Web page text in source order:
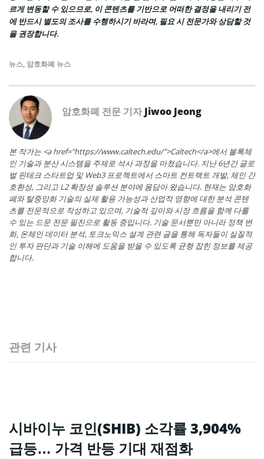
르게 변동할 수 있으므로, 이 콘텐츠를 기반으로 어떠한 결정을 내리기 전
에 반드시 별도의 조사를 수행하시기 바라며, 필요 시 전문가와 상담할 것
을 권장합니다.
뉴스, 암호화폐 뉴스
암호화폐 전문 기자Jiwoo Jeong
본 작가는 <a href="https://www.caltech.edu/">Caltech</a>에서 블록체
인 기술과 분산 시스템을 주제로 석사 과정을 마쳤습니다. 지난 6년간 글로
벌 핀테크 스타트업 및 Web3 프로젝트에서 스마트 컨트랙트 개발, 체인 간
호환성, 그리고 L2 확장성 솔루션 분야에 몸담아 왔습니다. 현재는 암호화
폐와 탈중앙화 기술의 실제 활용 가능성과 산업적 영향에 대한 분석 콘텐
츠를 전문적으로 작성하고 있으며, 기술적 깊이와 시장 흐름을 함께 다룰
수 있는 드문 전문 필진으로 활동 중입니다. 기술 문서뿐만 아니라 정책 변
화, 온체인 데이터 분석, 토크노믹스 설계 관련 글을 통해 독자들이 실질적
인 투자 판단과 기술 이해에 도움을 받을 수 있도록 균형 잡힌 정보를 제공
합니다.
관련 기사
시바이누 코인(SHIB) 소각률 3,904%
급등… 가격 반등 기대 재점화